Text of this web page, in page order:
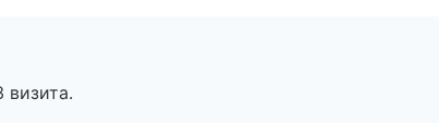
визита.